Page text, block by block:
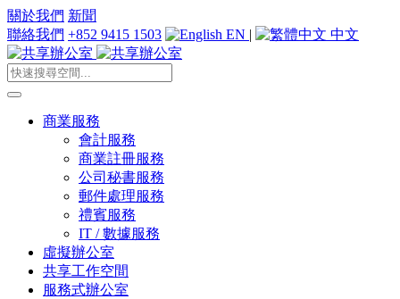
關於我們 新聞
聯絡我們 +852 9415 1503 EN | 中文
商業服務
會計服務
商業註冊服務
公司秘書服務
郵件處理服務
禮賓服務
IT / 數據服務
虛擬辦公室
共享工作空間
服務式辦公室